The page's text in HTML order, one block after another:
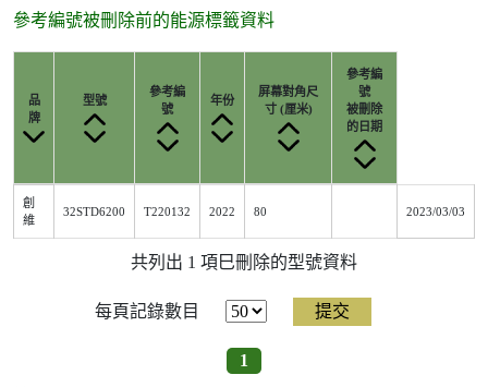
參考編號被刪除前的能源標籤資料
考
編
品
牌
型號
參考編
號
年份
屏幕對角尺
寸 (厘米)
參考編
號
被刪除
的日期
創
維
32STD6200 T220132 2022 80 2023/03/03
共列出 1 項巳刪除的型號資料
每頁記錄數目
1